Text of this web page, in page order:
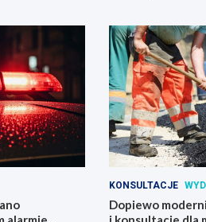
KONSULTACJE
Dopiewo